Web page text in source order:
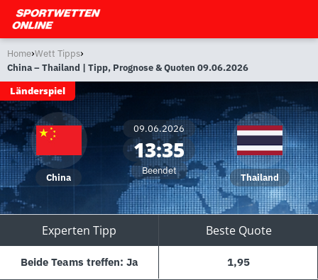
Home›Wett Tipps›
China – Thailand | Tipp, Prognose & Quoten 09.06.2026
Länderspiel
China
09.06.2026
13:35
Beendet
Thailand
Experten Tipp Beste Quote
Beide Teams treffen: Ja 1,95